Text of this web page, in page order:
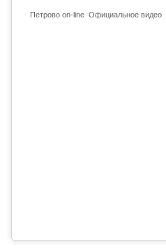
Петрово on-line Официальное видео